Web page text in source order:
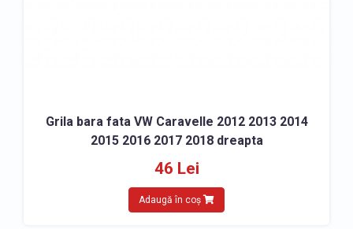
Grila bara fata VW Caravelle 2012 2013 2014
2015 2016 2017 2018 dreapta
46 Lei
Adaugă în coș